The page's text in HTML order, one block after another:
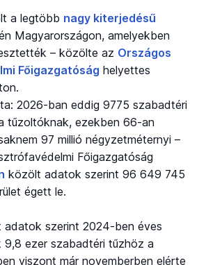
a legtöbb nagy kiterjedésű
Magyarországon, amelyekben
– közölte az Országos
Főigazgatóság helyettes
2026-ban eddig 9775 szabadtéri
tűzoltóknak, ezekben 66-an
97 millió négyzetméternyi –
Főigazgatóság
közölt adatok szerint 96 649 745
égett le.
szerint 2024-ben éves
ezer szabadtéri tűzhöz a
viszont már novemberben elérte